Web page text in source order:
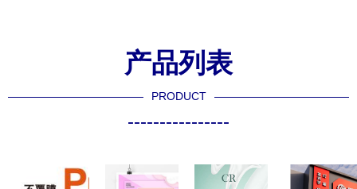
产品列表
PRODUCT
----------------